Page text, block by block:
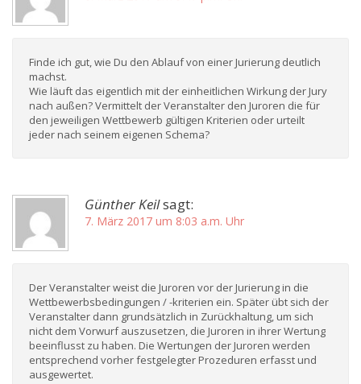
Finde ich gut, wie Du den Ablauf von einer Jurierung deutlich
machst.
Wie läuft das eigentlich mit der einheitlichen Wirkung der Jury
nach außen? Vermittelt der Veranstalter den Juroren die für
den jeweiligen Wettbewerb gültigen Kriterien oder urteilt
jeder nach seinem eigenen Schema?
Günther Keilsagt:
7. März 2017 um 8:03 a.m. Uhr
Der Veranstalter weist die Juroren vor der Jurierung in die
Wettbewerbsbedingungen / -kriterien ein. Später übt sich der
Veranstalter dann grundsätzlich in Zurückhaltung, um sich
nicht dem Vorwurf auszusetzen, die Juroren in ihrer Wertung
beeinflusst zu haben. Die Wertungen der Juroren werden
entsprechend vorher festgelegter Prozeduren erfasst und
ausgewertet.